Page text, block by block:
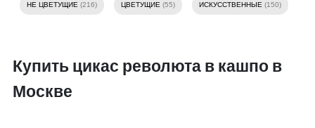
НЕ ЦВЕТУЩИЕ(216) ЦВЕТУЩИЕ(55) ИСКУССТВЕННЫЕ(150)
Купить цикас революта в кашпо в
Москве